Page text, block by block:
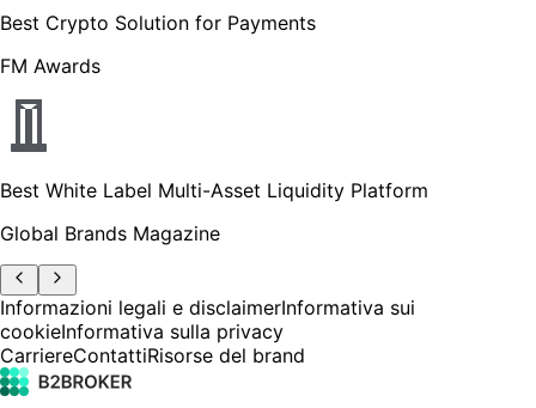
Best Crypto Solution for Payments
FM Awards
Best White Label Multi-Asset Liquidity Platform
Global Brands Magazine
Informazioni legali e disclaimerInformativa sui
cookieInformativa sulla privacy
CarriereContattiRisorse del brand